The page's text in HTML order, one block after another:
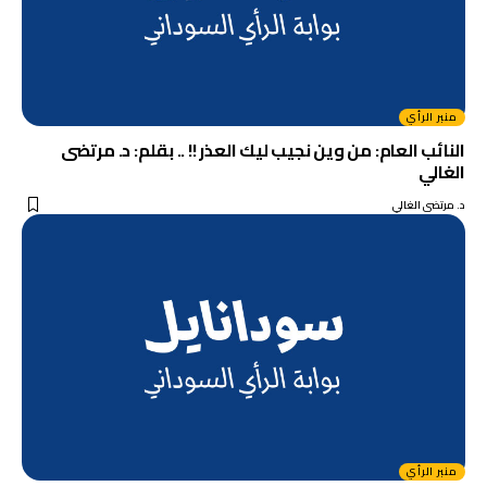
منبر الرأي
النائب العام: من وين نجيب ليك العذر !! .. بقلم: د. مرتضى
الغالي
د. مرتضى الغالي
منبر الرأي